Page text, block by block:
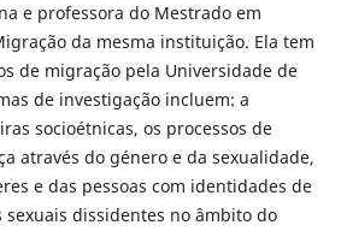
e professora do Mestrado em
da mesma instituição. Ela tem
de migração pela Universidade de
de investigação incluem: a
socioétnicas, os processos de
através do género e da sexualidade,
e das pessoas com identidades de
sexuais dissidentes no âmbito do